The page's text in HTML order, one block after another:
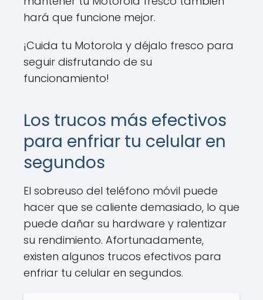
hará que funcione mejor.
¡Cuida tu Motorola y déjalo fresco para
seguir disfrutando de su
funcionamiento!
Los trucos más efectivos
para enfriar tu celular en
segundos
El sobreuso del teléfono móvil puede
hacer que se caliente demasiado, lo que
puede dañar su hardware y ralentizar
su rendimiento. Afortunadamente,
existen algunos trucos efectivos para
enfriar tu celular en segundos.